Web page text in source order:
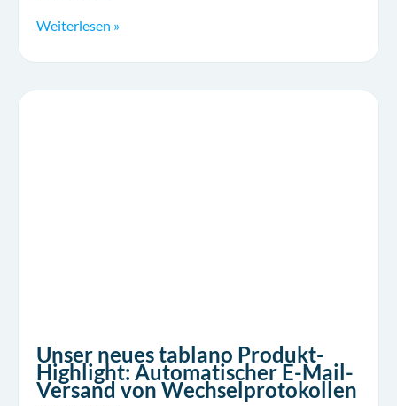
Weiterlesen »
Unser neues tablano Produkt-
Highlight: Automatischer E-Mail-
Versand von Wechselprotokollen